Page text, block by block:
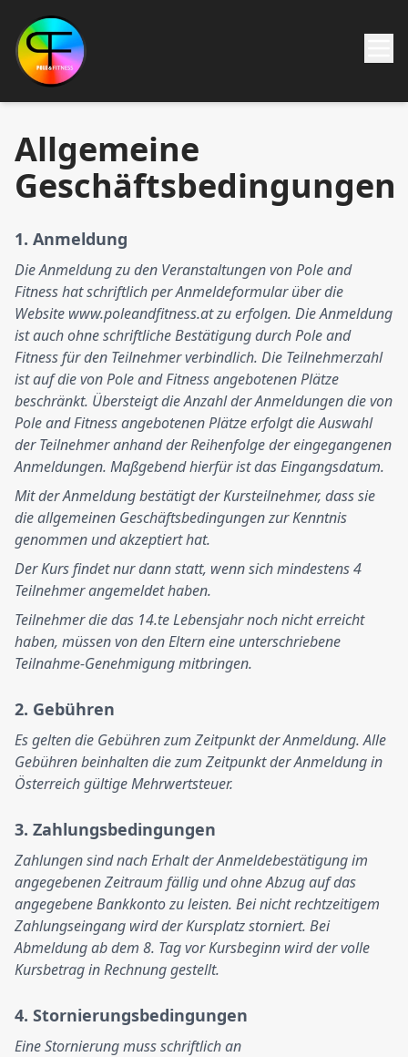
Allgemeine
Geschäftsbedingungen
1. Anmeldung
Die Anmeldung zu den Veranstaltungen von Pole and
Fitness hat schriftlich per Anmeldeformular über die
Website www.poleandfitness.at zu erfolgen. Die Anmeldung
ist auch ohne schriftliche Bestätigung durch Pole and
Fitness für den Teilnehmer verbindlich. Die Teilnehmerzahl
ist auf die von Pole and Fitness angebotenen Plätze
beschränkt. Übersteigt die Anzahl der Anmeldungen die von
Pole and Fitness angebotenen Plätze erfolgt die Auswahl
der Teilnehmer anhand der Reihenfolge der eingegangenen
Anmeldungen. Maßgebend hierfür ist das Eingangsdatum.
Mit der Anmeldung bestätigt der Kursteilnehmer, dass sie
die allgemeinen Geschäftsbedingungen zur Kenntnis
genommen und akzeptiert hat.
Der Kurs findet nur dann statt, wenn sich mindestens 4
Teilnehmer angemeldet haben.
Teilnehmer die das 14.te Lebensjahr noch nicht erreicht
haben, müssen von den Eltern eine unterschriebene
Teilnahme-Genehmigung mitbringen.
2. Gebühren
Es gelten die Gebühren zum Zeitpunkt der Anmeldung. Alle
Gebühren beinhalten die zum Zeitpunkt der Anmeldung in
Österreich gültige Mehrwertsteuer.
3. Zahlungsbedingungen
Zahlungen sind nach Erhalt der Anmeldebestätigung im
angegebenen Zeitraum fällig und ohne Abzug auf das
angegebene Bankkonto zu leisten. Bei nicht rechtzeitigem
Zahlungseingang wird der Kursplatz storniert. Bei
Abmeldung ab dem 8. Tag vor Kursbeginn wird der volle
Kursbetrag in Rechnung gestellt.
4. Stornierungsbedingungen
Eine Stornierung muss schriftlich an